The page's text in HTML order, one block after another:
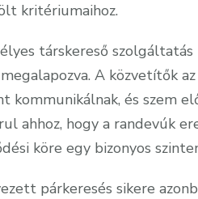
kritériumaihoz.
társkereső
A közvetítők
kommunikálnak, és szem
ahhoz, hogy a randevúk
köre egy bizonyos
párkeresés sikere